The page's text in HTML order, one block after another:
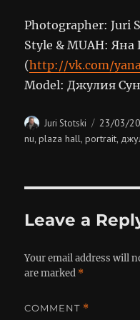
Photographer: Juri
Style & MUAH:
(http://vk.com/
Model: Джулия
Author
Juri Stotski
Posted
on
23/03/
nu,plaza hall,portrait,
Leave a
Your email address will
are marked *
COMMENT *